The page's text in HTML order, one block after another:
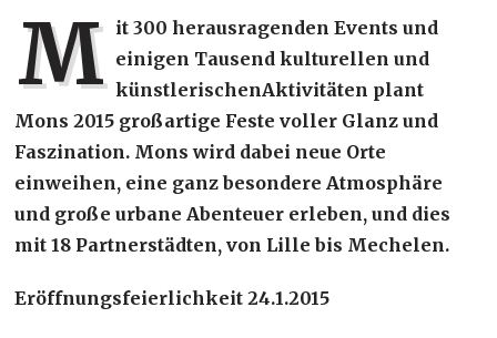
M it 300 herausragenden Events und
einigen Tausend kulturellen und
künstlerischenAktivitäten plant
Mons 2015 großartige Feste voller Glanz und
Faszination. Mons wird dabei neue Orte
einweihen, eine ganz besondere Atmosphäre
und große urbane Abenteuer erleben, und dies
mit 18 Partnerstädten, von Lille bis Mechelen.
Eröffnungsfeierlichkeit 24.1.2015